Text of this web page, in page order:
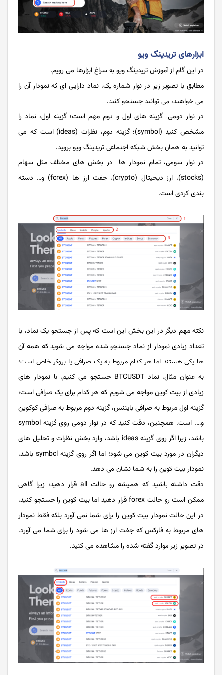
ابزارهای تریدینگ ویو
در این گام از آموزش تریدینگ ویو به سراغ ابزارها می رویم.
مطابق با تصویر زیر در نوار شماره یک، نماد دارایی ای که نمودار آن را
می خواهید، می توانید جستجو کنید.
در نوار دومی، گزینه های اول و دوم مهم است؛ گزینه اول، نماد را
مشخص کنید (symbol)؛ گزینه دوم، نظرات (ideas) است که می
توانید به همان بخش شبکه اجتماعی تریدینگ ویو بروید.
در نوار سومی، تمام نمودار ها در بخش های مختلف مثل سهام
(stocks)، ارز دیجیتال (crypto)، جفت ارز ها (forex) و… دسته
بندی کردی است.
نکته مهم دیگر در این بخش این است که پس از جستجو یک نماد، با
تعداد زیادی نمودار از نماد جستجو شده مواجه می شوید که همه آن
ها یکی هستند اما هر کدام مربوط به یک صرافی یا بروکر خاص است؛
به عنوان مثال، نماد BTCUSDT جستجو می کنیم، با نمودار های
زیادی از بیت کوین مواجه می شویم که هر کدام برای یک صرافی است؛
گزینه اول مربوط به صرافی بایننس، گزینه دوم مربوط به صرافی کوکوین
و…. است. همچنین، دقت کنید که در نوار دومی روی گزینه symbol
باشد، زیرا اگر روی گزینه ideas باشد، وارد بخش نظرات و تحلیل های
دیگران در مورد بیت کوین می شود؛ اما اگر روی گزینه symbol باشد،
نمودار بیت کوین را به شما نشان می دهد.
دقت داشته باشید که همیشه رو حالت all قرار دهید؛ زیرا گاهی
ممکن است رو حالت forex قرار دهید اما بیت کوین را جستجو کنید،
در این حالت نمودار بیت کوین را برای شما نمی آورد بلکه فقط نمودار
های مربوط به فارکس که جفت ارز ها می شود را برای شما می آورد.
در تصویر زیر موارد گفته شده را مشاهده می کنید.